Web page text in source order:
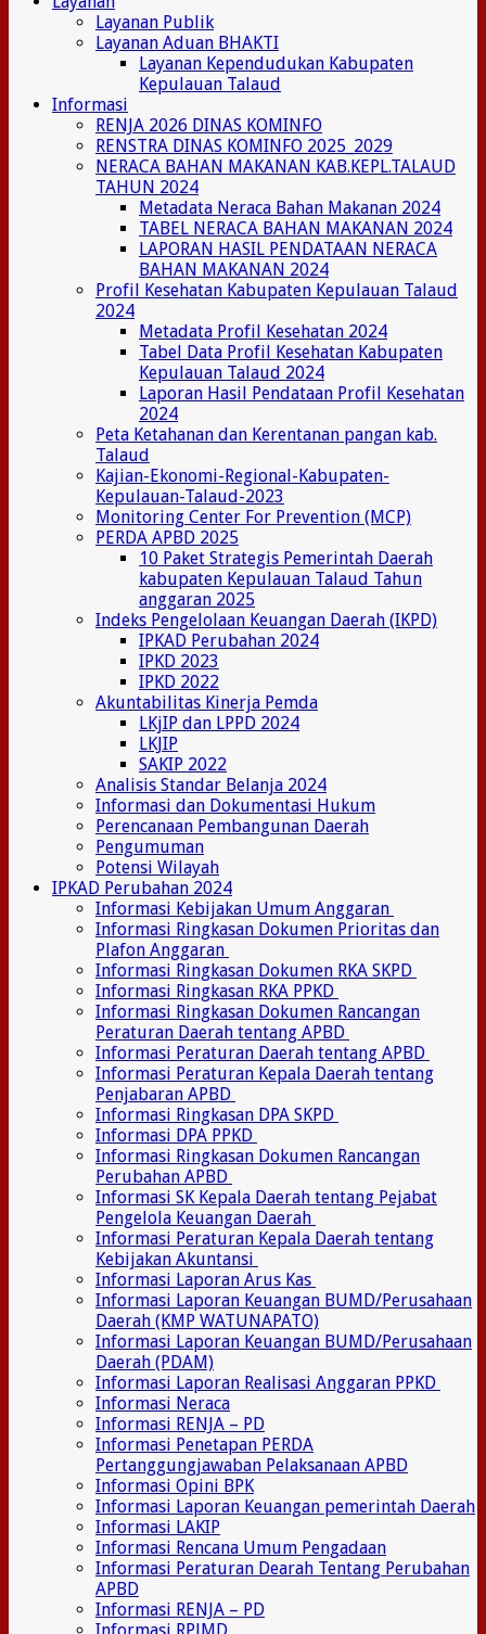
Layanan Publik
Layanan Aduan BHAKTI
Layanan Kependudukan Kabupaten
Kepulauan Talaud
Informasi
RENJA 2026 DINAS KOMINFO
RENSTRA DINAS KOMINFO 2025_2029
NERACA BAHAN MAKANAN KAB.KEPL.TALAUD
TAHUN 2024
Metadata Neraca Bahan Makanan 2024
TABEL NERACA BAHAN MAKANAN 2024
LAPORAN HASIL PENDATAAN NERACA
BAHAN MAKANAN 2024
Profil Kesehatan Kabupaten Kepulauan Talaud
2024
Metadata Profil Kesehatan 2024
Tabel Data Profil Kesehatan Kabupaten
Kepulauan Talaud 2024
Laporan Hasil Pendataan Profil Kesehatan
2024
Peta Ketahanan dan Kerentanan pangan kab.
Talaud
Kajian-Ekonomi-Regional-Kabupaten-
Kepulauan-Talaud-2023
Monitoring Center For Prevention (MCP)
PERDA APBD 2025
10 Paket Strategis Pemerintah Daerah
kabupaten Kepulauan Talaud Tahun
anggaran 2025
Indeks Pengelolaan Keuangan Daerah (IKPD)
IPKAD Perubahan 2024
IPKD 2023
IPKD 2022
Akuntabilitas Kinerja Pemda
LKjIP dan LPPD 2024
LKJIP
SAKIP 2022
Analisis Standar Belanja 2024
Informasi dan Dokumentasi Hukum
Perencanaan Pembangunan Daerah
Pengumuman
Potensi Wilayah
IPKAD Perubahan 2024
Informasi Kebijakan Umum Anggaran
Informasi Ringkasan Dokumen Prioritas dan
Plafon Anggaran
Informasi Ringkasan Dokumen RKA SKPD
Informasi Ringkasan RKA PPKD
Informasi Ringkasan Dokumen Rancangan
Peraturan Daerah tentang APBD
Informasi Peraturan Daerah tentang APBD
Informasi Peraturan Kepala Daerah tentang
Penjabaran APBD
Informasi Ringkasan DPA SKPD
Informasi DPA PPKD
Informasi Ringkasan Dokumen Rancangan
Perubahan APBD
Informasi SK Kepala Daerah tentang Pejabat
Pengelola Keuangan Daerah
Informasi Peraturan Kepala Daerah tentang
Kebijakan Akuntansi
Informasi Laporan Arus Kas
Informasi Laporan Keuangan BUMD/Perusahaan
Daerah (KMP WATUNAPATO)
Informasi Laporan Keuangan BUMD/Perusahaan
Daerah (PDAM)
Informasi Laporan Realisasi Anggaran PPKD
Informasi Neraca
Informasi RENJA – PD
Informasi Penetapan PERDA
Pertanggungjawaban Pelaksanaan APBD
Informasi Opini BPK
Informasi Laporan Keuangan pemerintah Daerah
Informasi LAKIP
Informasi Rencana Umum Pengadaan
Informasi Peraturan Dearah Tentang Perubahan
APBD
Informasi RENJA – PD